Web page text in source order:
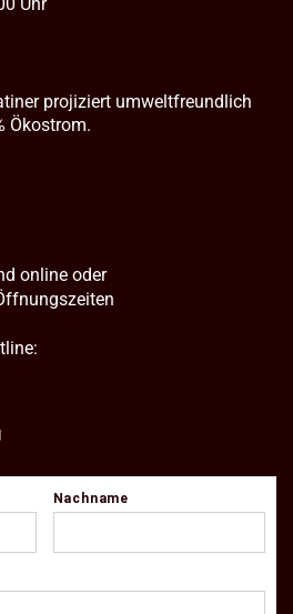
projiziert umweltfreundlich
Ökostrom.
online oder